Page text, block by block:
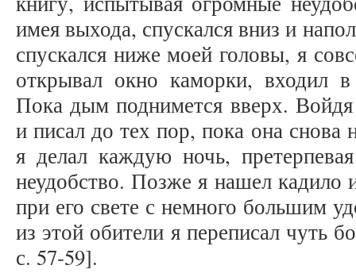
имея выхода, спускался вниз и
спускался ниже моей головы, я
открывал окно каморки, входил
Пока дым поднимется вверх.
и писал до тех пор, пока она
я делал каждую ночь,
неудобство. Позже я нашел кадило
при его свете с немного большим
из этой обители я переписал чуть
с. 57-59].